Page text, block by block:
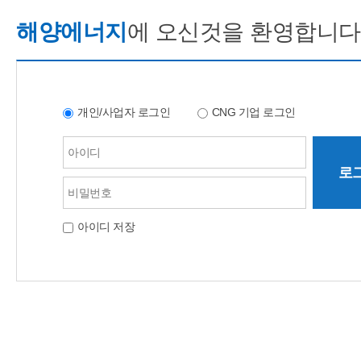
해양에너지에 오신것을 환영합니
개인/사업자 로그인 CNG 기업 로그인
아이디 저장
로